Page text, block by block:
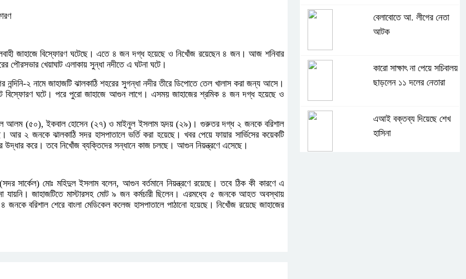
জাহাজে বিস্ফোরণ ঘটেছে। এতে ৪ জন দগ্ধ হয়েছে ও নিখোঁজ রয়েছেন ৪ জন। আজ শনিবার
পৌরসভার খেয়াঘাট এলাকায় সুন্ধা নদীতে এ ঘটনা ঘটে।
নন্দিনি-২ নামে জাহাজটি ঝালকাঠি শহরের সুগন্ধা নদীর তীরে ডিপোতে তেল খালাস করা জন্য আসে।
বিস্ফোরণ ঘটে। পরে পুরো জাহাজে আগুন লাগে। এসময় জাহাজের শ্রমিক ৪ জন দগ্ধ হয়েছে ও
আলম (৫০), ইকবাল হোসেন (২৭) ও মাইনুল ইসলাম হৃদয় (২৯)। গুরুতর দগ্ধ ২ জনকে বরিশাল
আর ২ জনকে ঝালকাঠি সদর হাসপাতালে ভর্তি করা হয়েছে। খবর পেয়ে ফায়ার সার্ভিসের কয়েকটি
উদ্ধার করে। তবে নিখোঁজ ব্যক্তিদের সন্ধানে কাজ চলছে। আগুন নিয়ন্ত্রণে এসেছে।
সার্কেল) মোঃ মহিদুল ইসলাম বলেন, আগুন বর্তমানে নিয়ন্ত্রণে রয়েছে। তবে ঠিক কী কারণে এ
যায়নি। জাহাজটিতে মাস্টারসহ মোট ৯ জন কর্মচারী ছিলেন। এরমধ্যে ৫ জনকে আহত অবস্থায়
জনকে বরিশাল শেরে বাংলা মেডিকেল কলেজ হাসপাতালে পাঠানো হয়েছে। নিখোঁজ রয়েছে জাহাজের
বেলাবোতে আ. লীগের নেতা
আটক
কারো সাক্ষাৎ না পেয়ে সচিবালয়
ছাড়লেন ১১ দলের নেতারা
এআই বক্তব্য দিয়েছে শেখ
হাসিনা